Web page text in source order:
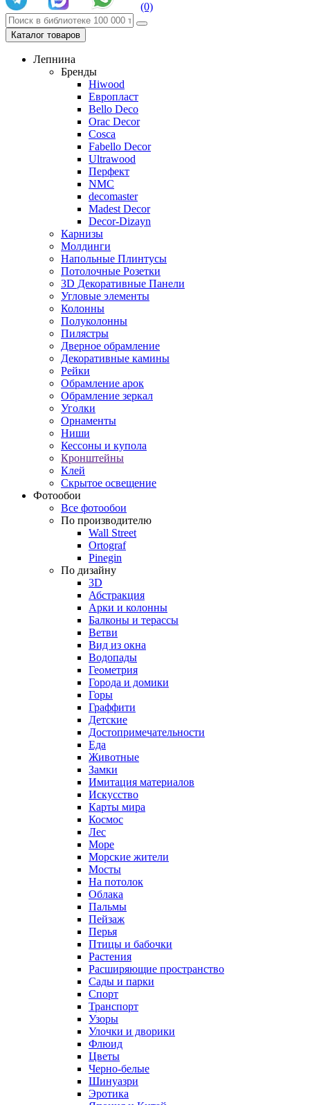
(0)
Каталог товаров
Лепнина
Бренды
Hiwood
Европласт
Bello Deco
Orac Decor
Cosca
Fabello Decor
Ultrawood
Перфект
NMC
decomaster
Madest Decor
Decor-Dizayn
Карнизы
Молдинги
Напольные Плинтусы
Потолочные Розетки
3D Декоративные Панели
Угловые элементы
Колонны
Полуколонны
Пилястры
Дверное обрамление
Декоративные камины
Рейки
Обрамление арок
Обрамление зеркал
Уголки
Орнаменты
Ниши
Кессоны и купола
Кронштейны
Клей
Скрытое освещение
Фотообои
Все фотообои
По производителю
Wall Street
Ortograf
Pinegin
По дизайну
3D
Абстракция
Арки и колонны
Балконы и терассы
Ветви
Вид из окна
Водопады
Геометрия
Города и домики
Горы
Граффити
Детские
Достопримечательности
Еда
Животные
Замки
Имитация материалов
Искусство
Карты мира
Космос
Лес
Море
Морские жители
Мосты
На потолок
Облака
Пальмы
Пейзаж
Перья
Птицы и бабочки
Растения
Расширяющие пространство
Сады и парки
Спорт
Транспорт
Узоры
Улочки и дворики
Флюид
Цветы
Черно-белые
Шинуазри
Эротика